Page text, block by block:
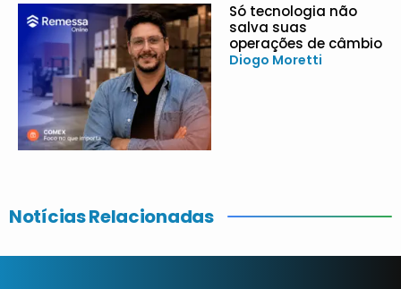
Só tecnologia não
salva suas
operações de câmbio
Diogo Moretti
Notícias Relacionadas